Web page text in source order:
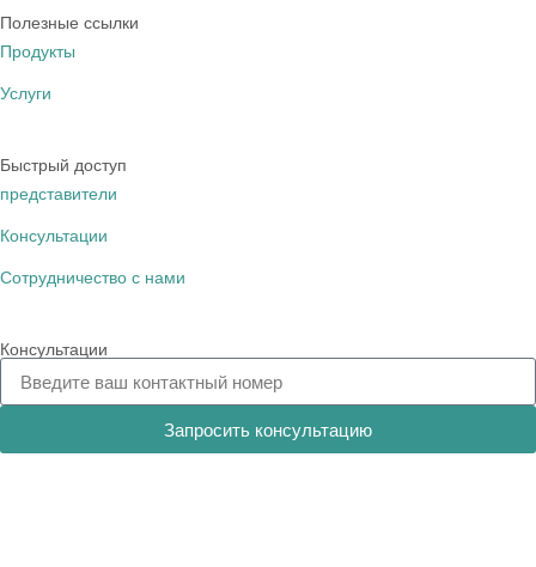
Полезные ссылки
Продукты
Услуги
Быстрый доступ
представители
Консультации
Сотрудничество с нами
Консультации
Запросить консультацию